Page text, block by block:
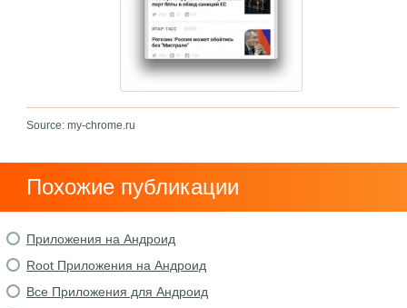
Source: my-chrome.ru
Похожие публикации
Приложения на Андроид
Root Приложения на Андроид
Все Приложения для Андроид